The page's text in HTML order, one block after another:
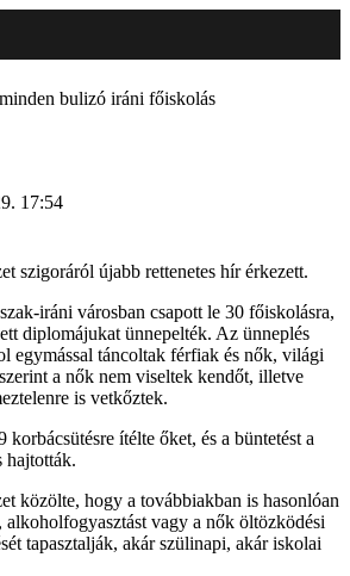
bulizó iráni főiskolás
17:54
szigoráról újabb rettenetes hír érkezett.
iráni városban csapott le 30 főiskolásra,
diplomájukat ünnepelték. Az ünneplés
egymással táncoltak férfiak és nők, világi
a nők nem viseltek kendőt, illetve
is vetkőztek.
korbácsütésre ítélte őket, és a büntetést a
hajtották.
közölte, hogy a továbbiakban is hasonlóan
alkoholfogyasztást vagy a nők öltözködési
tapasztalják, akár szülinapi, akár iskolai